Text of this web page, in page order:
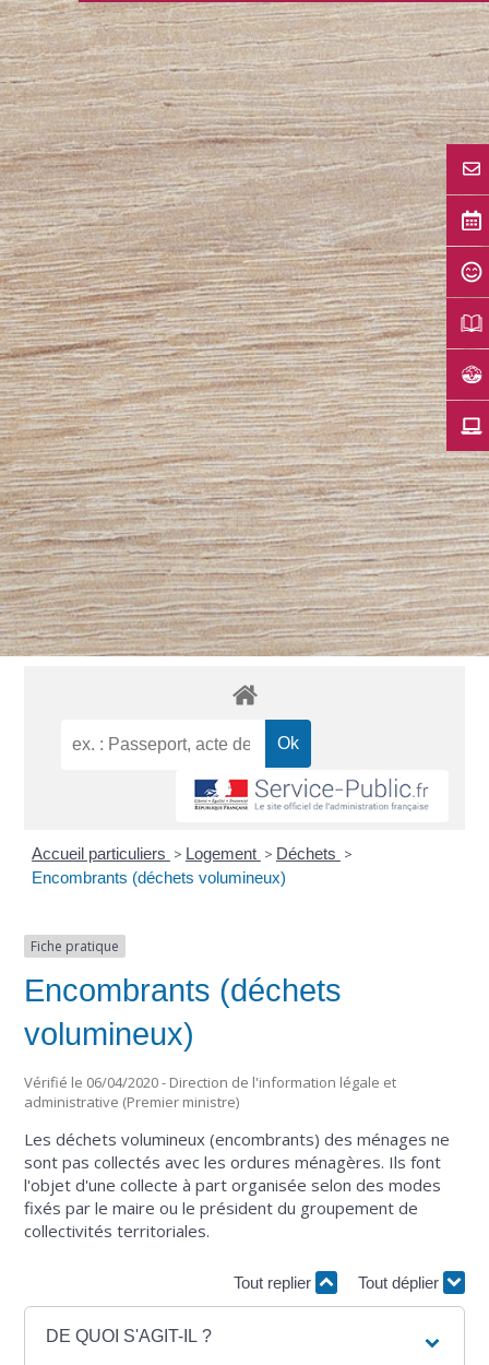
Accueil particuliers > Logement > Déchets >
Encombrants (déchets volumineux)
Fiche pratique
Encombrants (déchets
volumineux)
Vérifié le 06/04/2020 - Direction de l'information légale et
administrative (Premier ministre)
Les déchets volumineux (encombrants) des ménages ne
sont pas collectés avec les ordures ménagères. Ils font
l'objet d'une collecte à part organisée selon des modes
fixés par le maire ou le président du groupement de
collectivités territoriales.
Tout replier Tout déplier
DE QUOI S'AGIT-IL ?